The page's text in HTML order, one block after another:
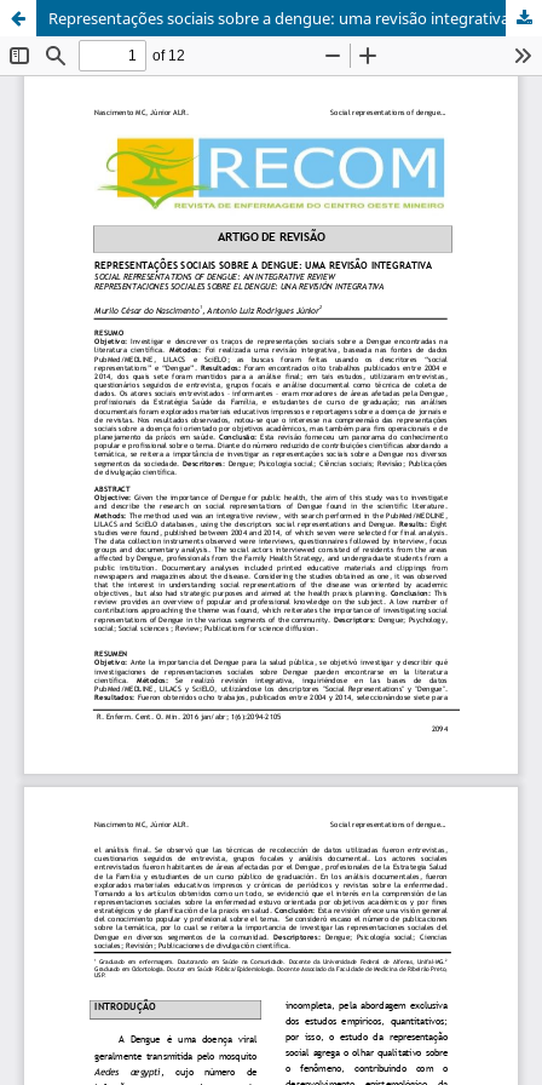
Representações sociais sobre a dengue: uma revisão integrativa